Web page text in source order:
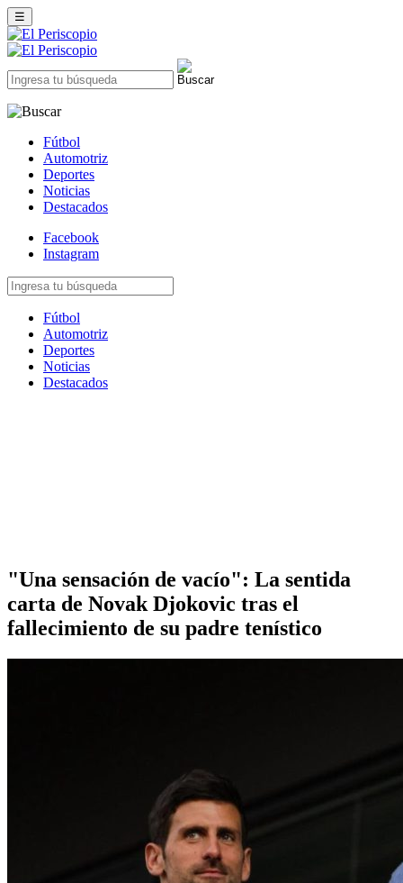
☰
Fútbol
Automotriz
Deportes
Noticias
Destacados
Facebook
Instagram
Fútbol
Automotriz
Deportes
Noticias
Destacados
"Una sensación de vacío": La sentida
carta de Novak Djokovic tras el
fallecimiento de su padre tenístico